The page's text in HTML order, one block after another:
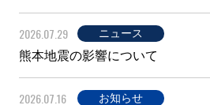
2026.07.29 ニュース
熊本地震の影響について
2026.07.16 お知らせ